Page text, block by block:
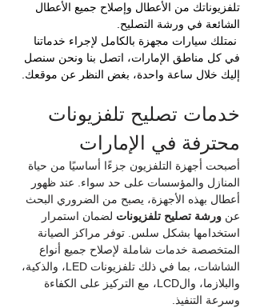
تلفزيوناتك من الأعطال وإصلاح جميع الأعطال
الشائعة في ورشة التصليح.
نمتلك سيارات مجهزة بالكامل لإجراء خدماتنا
في كل مناطق الإمارات، اتصل بنا ونحن سنصل
إليك خلال ساعة واحدة، بغض النظر عن موقعك.
خدمات تصليح تلفزيونات
محترفة في الإمارات
أصبحت أجهزة التلفزيون جزءًا أساسيًا من حياة
المنازل والمؤسسات على حد سواء. عند ظهور
أعطال بهذه الأجهزة، يصبح من الضروري البحث
عن ورشة تصليح تلفزيونات لضمان استمرار
استخدامها بشكل سلس. توفر مراكز الصيانة
المتخصصة خدمات شاملة لإصلاح جميع أنواع
الشاشات، بما في ذلك تلفزيونات LED، والذكية،
والبلازما، والLCD، مع التركيز على الكفاءة
وسرعة التنفيذ.